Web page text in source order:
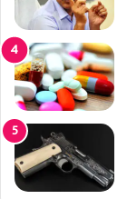
स
म
हा
नि
री
क्ष
क
सु
नी
ल
क
र
णा
र